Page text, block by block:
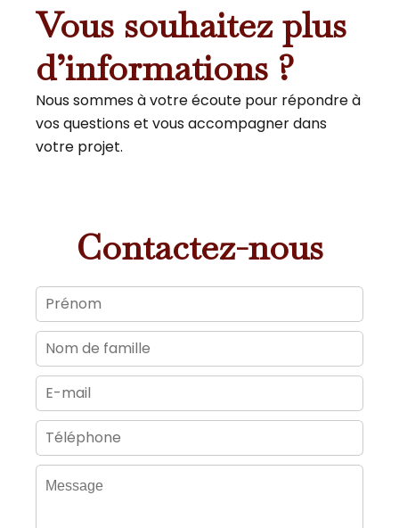
Vous souhaitez plus
d’informations ?
Nous sommes à votre écoute pour répondre à
vos questions et vous accompagner dans
votre projet.
Contactez-nous